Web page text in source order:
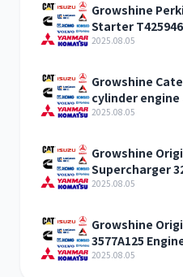
Growshine
Starter T425946
2025.08.05
Growshine
cylinder
inquiry
2025.08.05
Growshine
Supercharger
2025.08.05
Growshine
3577A125
2025.08.05